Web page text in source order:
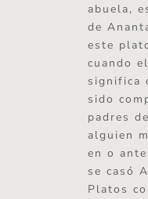
abuela,
de
este
cuando
significa
sido
padres
alguien
en o
se casó
Platos